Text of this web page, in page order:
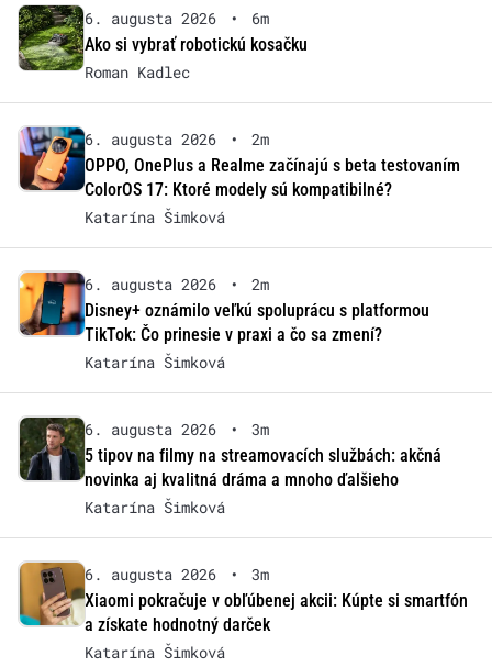
6. augusta 2026 •
6m
Ako si vybrať robotickú kosačku
Roman Kadlec
6. augusta 2026 •
2m
OPPO, OnePlus a Realme začínajú s beta testovaním
ColorOS 17: Ktoré modely sú kompatibilné?
Katarína Šimková
6. augusta 2026 •
2m
Disney+ oznámilo veľkú spoluprácu s platformou
TikTok: Čo prinesie v praxi a čo sa zmení?
Katarína Šimková
6. augusta 2026 •
3m
5 tipov na filmy na streamovacích službách: akčná
novinka aj kvalitná dráma a mnoho ďalšieho
Katarína Šimková
6. augusta 2026 •
3m
Xiaomi pokračuje v obľúbenej akcii: Kúpte si smartfón
a získate hodnotný darček
Katarína Šimková